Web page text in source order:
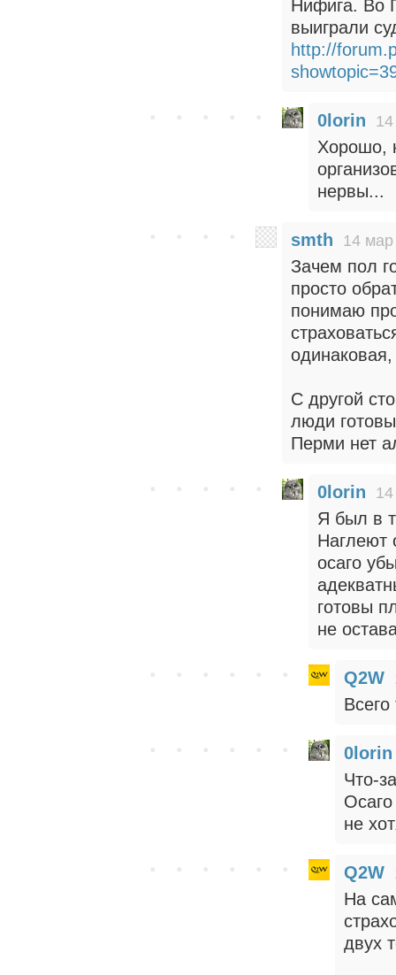
Нифига. Во
выиграли
http://
0lorin
Хорошо,
нервы...
smth 14
Зачем пол
просто
понимаю
С другой
люди
Перми нет
0lorin
Я был в
Наглеют
осаго
готовы
не
Q2W
0lorin
Что-
не
Q2W
На
двух